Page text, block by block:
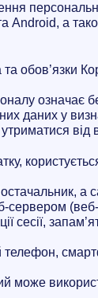
а
даних у
від
а
сесії,
телефон,
може